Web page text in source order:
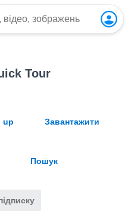
Tour
up Завантажити
Пошук